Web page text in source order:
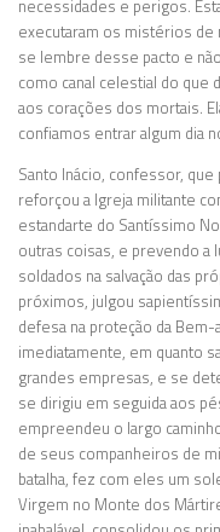
necessidades e perigos.
executaram os mistérios de
se lembre desse pacto e
como canal celestial do que
aos corações dos mortais.
confiamos entrar algum dia
Santo Inácio, confessor,
reforçou a Igreja militante
estandarte do Santíssimo
outras coisas, e prevendo a
soldados na salvação das
próximos, julgou
defesa na proteção da
imediatamente, em quanto
grandes empresas, e se
se dirigiu em seguida aos
empreendeu o largo
de seus companheiros de
batalha, fez com eles um
Virgem no Monte dos